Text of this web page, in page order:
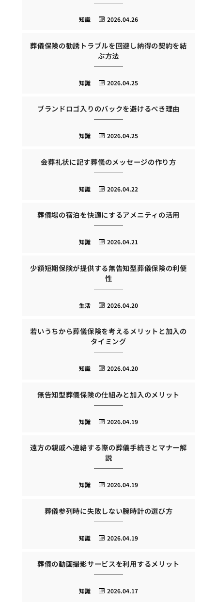
2026.04.26
知識
葬儀保険の勧誘トラブルを回避し納得の契約を結
ぶ方法
2026.04.25
知識
ブランドロゴ入りのバックを避けるべき理由
2026.04.25
知識
会葬礼状に記す葬儀のメッセージの作り方
2026.04.22
知識
葬儀場の宿泊を快適にするアメニティの活用
2026.04.21
知識
少額短期保険が提供する無告知型葬儀保険の利便
性
2026.04.20
生活
若いうちから葬儀保険を考えるメリットと加入の
タイミング
2026.04.20
知識
無告知型葬儀保険の仕組みと加入のメリット
2026.04.19
知識
遠方の親戚へ連絡する際の葬儀手続きとマナー解
説
2026.04.19
知識
葬儀参列時に失敗しない腕時計の選び方
2026.04.19
知識
葬儀の動画撮影サービスを利用するメリット
2026.04.17
知識